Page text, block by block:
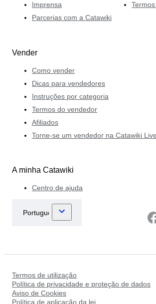
Imprensa
Parcerias com a Catawiki
Vender
Como vender
Dicas para vendedores
Instruções por categoria
Termos do vendedor
Afiliados
Torne-se um vendedor na Catawiki Live
A minha Catawiki
Centro de ajuda
Termos de utilização
Política de privacidade e proteção de dados
Aviso de Cookies
Política de aplicação da lei